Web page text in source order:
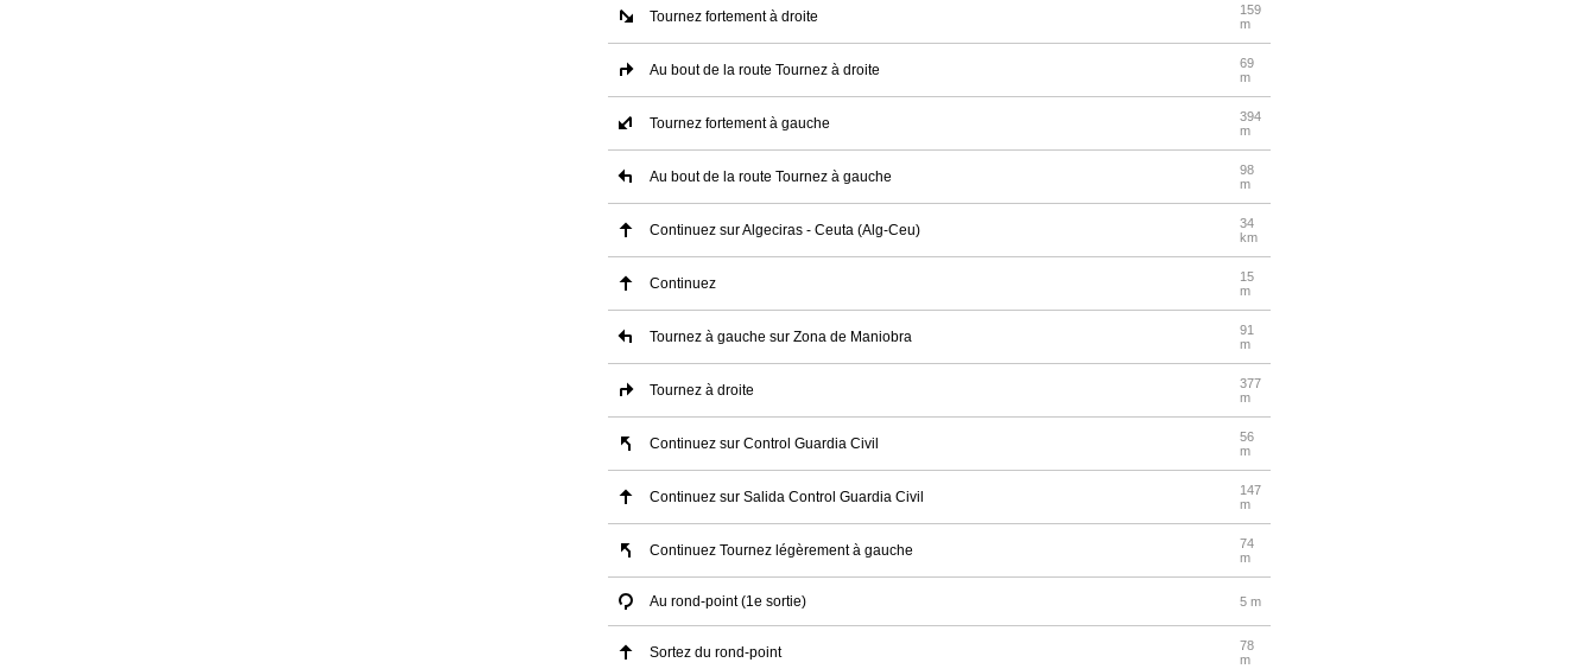
Tournez fortement à droite
159
m
Au bout de la route Tournez à droite
69
m
Tournez fortement à gauche
394
m
Au bout de la route Tournez à gauche
98
m
Continuez sur Algeciras - Ceuta (Alg-Ceu)
34
km
Continuez
15
m
Tournez à gauche sur Zona de Maniobra
91
m
Tournez à droite
377
m
Continuez sur Control Guardia Civil
56
m
Continuez sur Salida Control Guardia Civil
147
m
Continuez Tournez légèrement à gauche
74
m
Au rond-point (1e sortie) 5 m
Sortez du rond-point
78
m